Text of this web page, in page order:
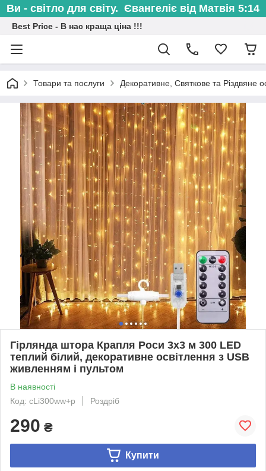
Ви - світло для світу. Євангеліє від Матвія 5:14
Best Price - В нас краща ціна !!!
Товари та послуги Декоративне, Святкове та Різдвяне
Гірлянда штора Крапля Роси 3х3 м 300 LED
теплий білий, декоративне освітлення з USB
живленням і пультом
В наявності
Код: cLi300ww+p
Роздріб
290 ₴
Купити